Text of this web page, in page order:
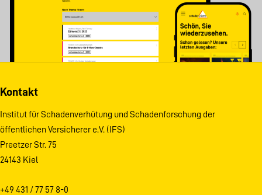
Kontakt
Institut für Schadenverhütung und Schadenforschung der
öffentlichen Versicherer e.V. (IFS)
Preetzer Str. 75
24143 Kiel
+49 431 / 77 57 8-0